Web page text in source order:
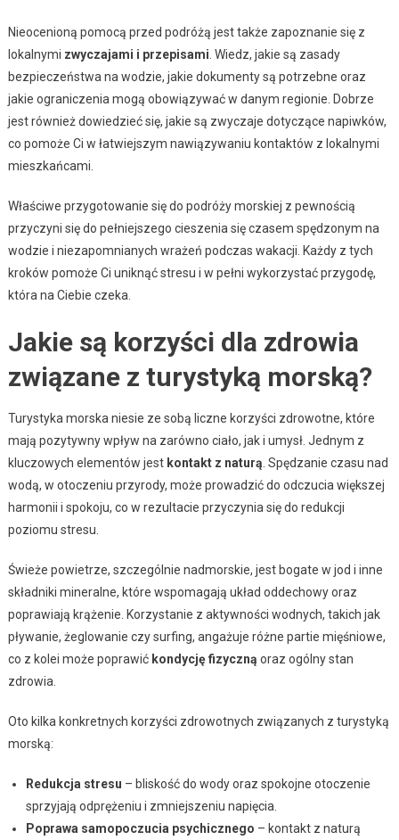
Nieocenioną pomocą przed podróżą jest także zapoznanie się z
lokalnymi zwyczajami i przepisami . Wiedz, jakie są zasady
bezpieczeństwa na wodzie, jakie dokumenty są potrzebne oraz
jakie ograniczenia mogą obowiązywać w danym regionie. Dobrze
jest również dowiedzieć się, jakie są zwyczaje dotyczące napiwków,
co pomoże Ci w łatwiejszym nawiązywaniu kontaktów z lokalnymi
mieszkańcami.
Właściwe przygotowanie się do podróży morskiej z pewnością
przyczyni się do pełniejszego cieszenia się czasem spędzonym na
wodzie i niezapomnianych wrażeń podczas wakacji. Każdy z tych
kroków pomoże Ci uniknąć stresu i w pełni wykorzystać przygodę,
która na Ciebie czeka.
Jakie są korzyści dla zdrowia
związane z turystyką morską?
Turystyka morska niesie ze sobą liczne korzyści zdrowotne, które
mają pozytywny wpływ na zarówno ciało, jak i umysł. Jednym z
kluczowych elementów jest kontakt z naturą . Spędzanie czasu nad
wodą, w otoczeniu przyrody, może prowadzić do odczucia większej
harmonii i spokoju, co w rezultacie przyczynia się do redukcji
poziomu stresu.
Świeże powietrze, szczególnie nadmorskie, jest bogate w jod i inne
składniki mineralne, które wspomagają układ oddechowy oraz
poprawiają krążenie. Korzystanie z aktywności wodnych, takich jak
pływanie, żeglowanie czy surfing, angażuje różne partie mięśniowe,
co z kolei może poprawić kondycję fizyczną oraz ogólny stan
zdrowia.
Oto kilka konkretnych korzyści zdrowotnych związanych z turystyką
morską:
Redukcja stresu – bliskość do wody oraz spokojne otoczenie
sprzyjają odprężeniu i zmniejszeniu napięcia.
Poprawa samopoczucia psychicznego – kontakt z naturą